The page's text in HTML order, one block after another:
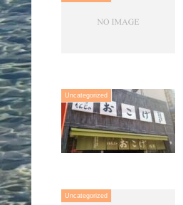
Uncategorized
Uncategorized